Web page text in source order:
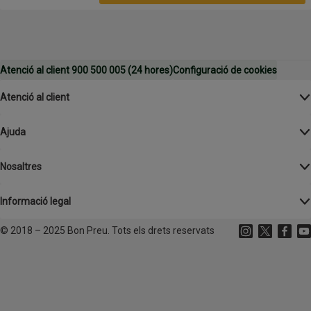
Atenció al client 900 500 005 (24 hores)Configuració de cookies
Atenció al client
Ajuda
Nosaltres
Informació legal
© 2018 – 2025 Bon Preu. Tots els drets reservats Instagram
(s'obre en
X (s'obre